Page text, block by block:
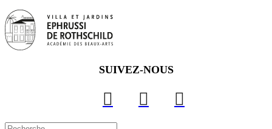
SUIVEZ-NOUS